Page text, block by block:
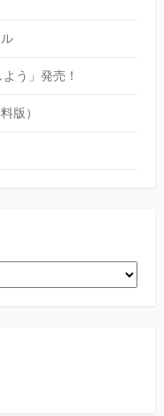
う」発売！
版）